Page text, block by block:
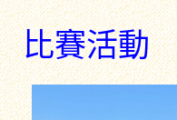
比賽活動